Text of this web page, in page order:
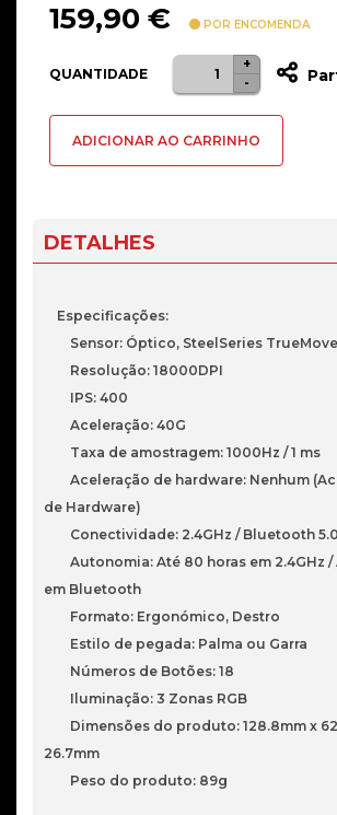
159,90 € POR ENCOMENDA
QUANTIDADE
Quantidade
de
Steelseries
-
+
ADICIONAR AO CARRINHO
DETALHES
Especificações:
Sensor: Óptico, SteelSeries
Resolução: 18000DPI
IPS: 400
Aceleração: 40G
Taxa de amostragem: 1000Hz / 1 ms
Aceleração de hardware: Nenhum
de Hardware)
Conectividade: 2.4GHz / Bluetooth 5.0
Autonomia: Até 80 horas em 2.4GHz /
em Bluetooth
Formato: Ergonómico, Destro
Estilo de pegada: Palma ou Garra
Números de Botões: 18
Iluminação: 3 Zonas RGB
Dimensões do produto: 128.8mm x
26.7mm
Peso do produto: 89g